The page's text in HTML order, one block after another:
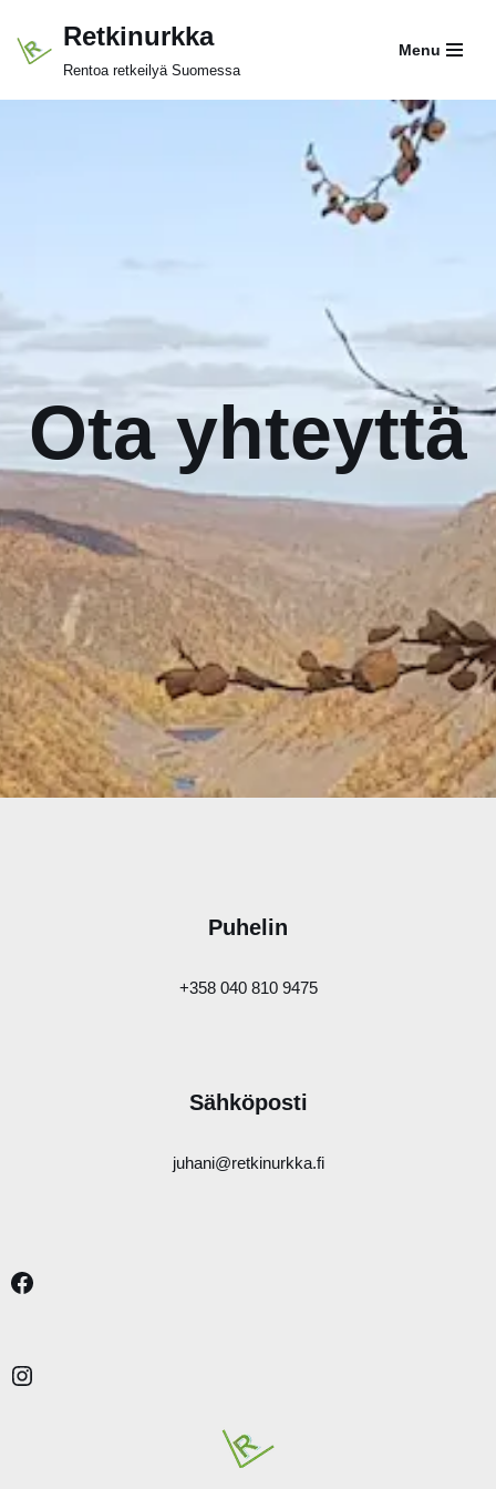
Siirry
Retkinurkka
Rentoa retkeilyä Suomessa
Menu
Ota yhteyttä
Puhelin
+358 040 810 9475
Sähköposti
juhani@retkinurkka.fi